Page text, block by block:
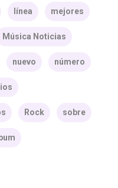
línea mejores
Música Noticias
nuevo número
Rock sobre